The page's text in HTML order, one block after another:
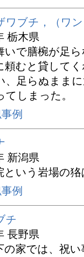
ワブチ，（ワ
栃木県
いで膳椀が足
頼むと貸して
、足らぬまま
てしまった。
例
新潟県
という岩場の
例
チ
長野県
の家では、祝